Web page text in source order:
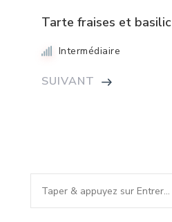
Tarte fraises et basilic
Intermédiaire
SUIVANT
Vous
recherchiez